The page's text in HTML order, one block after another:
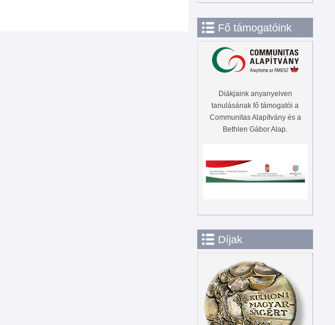
Fő támogatóink
Diákjaink anyanyelven
tanulásának fő támogatói a
Communitas Alapítvány és a
Bethlen Gábor Alap.
Díjak